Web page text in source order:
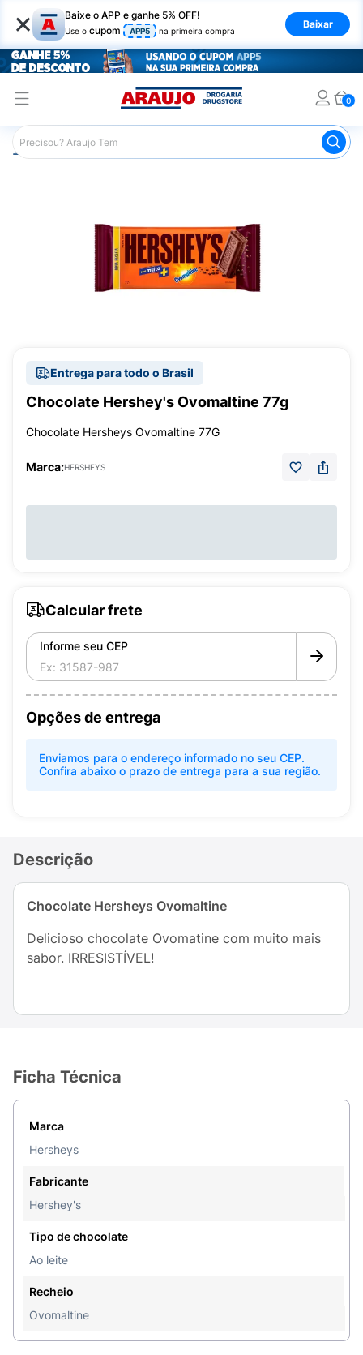
× Baixe o APP e ganhe 5% OFF!
Use o cupom APP5 na primeira compra
Baixar
0
Araujo Mercado Tablete de Chocolate
Entrega para todo o Brasil
Chocolate Hershey's Ovomaltine 77g
Chocolate Hersheys Ovomaltine 77G
Marca:HERSHEYS
Calcular frete
Informe seu CEP
Opções de entrega
Enviamos para o endereço informado no seu CEP.
Confira abaixo o prazo de entrega para a sua região.
Descrição
Chocolate Hersheys Ovomaltine
Delicioso chocolate Ovomatine com muito mais
sabor. IRRESISTÍVEL!
Ficha Técnica
Marca
Hersheys
Fabricante
Hershey's
Tipo de chocolate
Ao leite
Recheio
Ovomaltine